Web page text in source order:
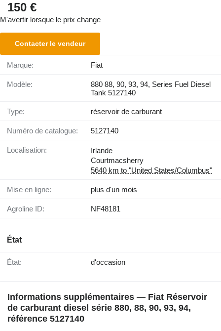
150 €
M'avertir lorsque le prix change
Contacter le vendeur
Marque: Fiat
Modèle:
880 88, 90, 93, 94, Series Fuel Diesel
Tank 5127140
Type: réservoir de carburant
Numéro de catalogue: 5127140
Localisation:
Irlande
Courtmacsherry
5640 km to "United States/Columbus"
Mise en ligne: plus d'un mois
Agroline ID: NF48181
État
État: d'occasion
Informations supplémentaires — Fiat Réservoir
de carburant diesel série 880, 88, 90, 93, 94,
référence 5127140